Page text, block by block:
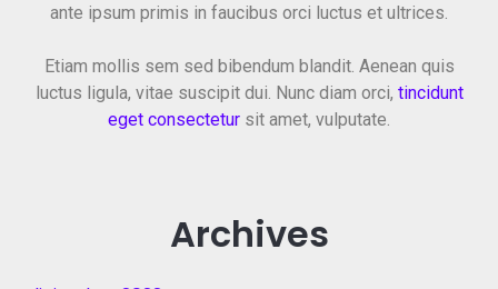
ante ipsum primis in faucibus orci luctus et ultrices.
Etiam mollis sem sed bibendum blandit. Aenean quis
luctus ligula, vitae suscipit dui. Nunc diam orci, tincidunt
eget consectetur sit amet, vulputate.
Archives